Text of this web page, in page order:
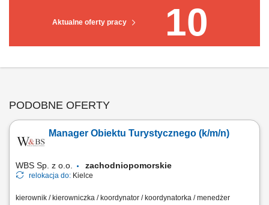
Aktualne oferty pracy 10
PODOBNE OFERTY
Manager Obiektu Turystycznego (k/m/n)
WBS Sp. z o.o. zachodniopomorskie
relokacja do: Kielce
kierownik / kierowniczka / koordynator / koordynatorka / menedżer